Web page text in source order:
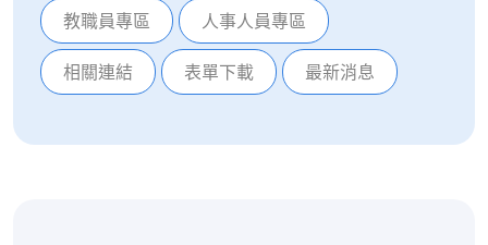
教職員專區 人事人員專區
相關連結 表單下載 最新消息